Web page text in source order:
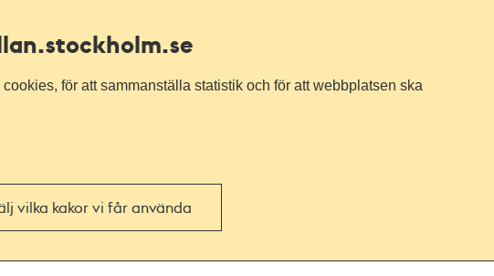
.stockholm.se
för att sammanställa statistik och för att webbplatsen ska
vilka kakor vi får använda